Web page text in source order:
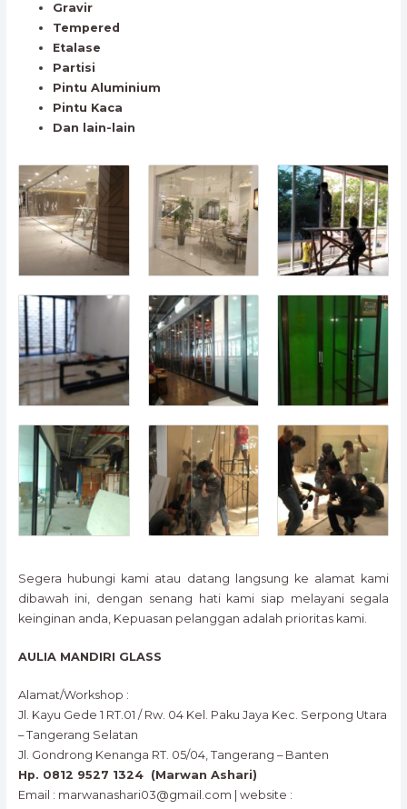
Gravir
Tempered
Etalase
Partisi
Pintu Aluminium
Pintu Kaca
Dan lain-lain
Segera hubungi kami atau datang langsung ke alamat kami
dibawah ini, dengan senang hati kami siap melayani segala
keinginan anda, Kepuasan pelanggan adalah prioritas kami.
AULIA MANDIRI GLASS
Alamat/Workshop :
Jl. Kayu Gede 1 RT.01 / Rw. 04 Kel. Paku Jaya Kec. Serpong Utara
– Tangerang Selatan
Jl. Gondrong Kenanga RT. 05/04, Tangerang – Banten
Hp. 0812 9527 1324 (Marwan Ashari)
Email : marwanashari03@gmail.com | website :